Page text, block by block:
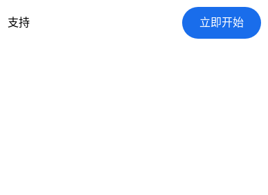
支持 立即开始